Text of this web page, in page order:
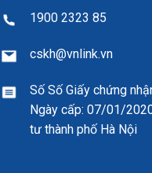
1900 2323 85
cskh@vnlink.vn
Số Số Giấy chứng
Ngày cấp: 07/01/
tư thành phố Hà Nội